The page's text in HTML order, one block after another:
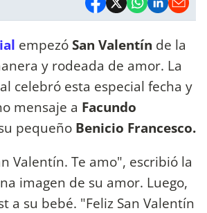
empezóSan Valentín de la
y rodeada de amor. La
celebró esta especial fecha y
mensaje a Facundo
pequeño Benicio Francesco.
Valentín. Te amo", escribió la
imagen de su amor. Luego,
a su bebé. "Feliz San Valentín